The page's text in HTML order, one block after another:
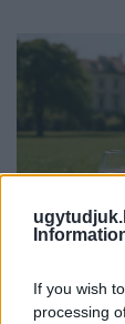
If you wish
processing